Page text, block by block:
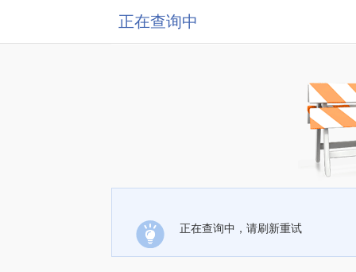
正在查询中
正在查询中，请刷新重试